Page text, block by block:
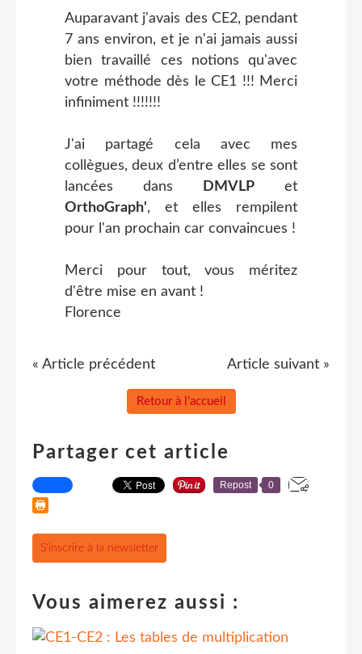
Auparavant j'avais des CE2, pendant
7 ans environ, et je n'ai jamais aussi
bien travaillé ces notions qu'avec
votre méthode dès le CE1 !!! Merci
infiniment !!!!!!!
J'ai partagé cela avec mes
collègues, deux d’entre elles se sont
lancées dans
DMVLP et
OrthoGraph', et elles rempilent
pour l'an prochain car convaincues !
Merci pour tout, vous méritez
d'être mise en avant !
Florence
« Article précédent Article suivant »
Retour à l'accueil
Partager cet article
Repost 0
S'inscrire à la newsletter
Vous aimerez aussi :